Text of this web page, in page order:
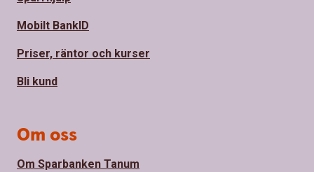
Mobilt BankID
Priser, räntor och kurser
Bli kund
Om oss
Om Sparbanken Tanum